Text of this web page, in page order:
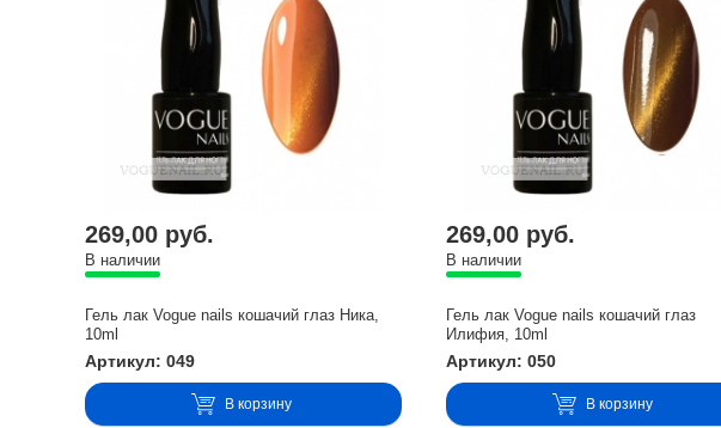
269,00 руб.
В наличии
Гель лак Vogue nails кошачий глаз Ника,
10ml
Артикул: 049
В корзину
269,00 руб.
В наличии
Гель лак Vogue nails кошачий глаз
Илифия, 10ml
Артикул: 050
В корзину